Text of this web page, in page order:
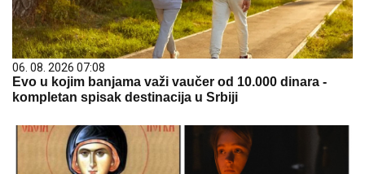
06. 08. 2026 07:08
Evo u kojim banjama važi vaučer od 10.000 dinara -
kompletan spisak destinacija u Srbiji